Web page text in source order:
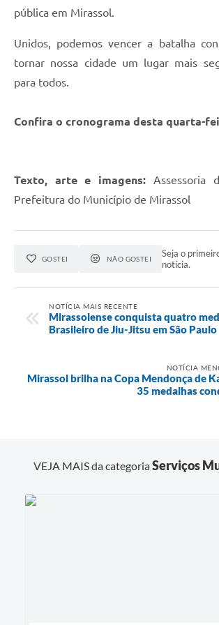
pública em Mirassol.
Unidos, podemos vencer a batalha
tornar nossa cidade um lugar mais
para todos.
Confira o cronograma desta quarta-
Texto, arte e imagens: Assessoria
Prefeitura do Município de Mirassol
GOSTEI NÃO GOSTEI
Seja o
notícia.
NOTÍCIA MAIS RECENTE
Mirassolense conquista quatro
Brasileiro de Jiu-Jitsu em São Paulo
NOTÍCIA
Mirassol brilha na Copa Mendonça de
35 medalhas
VEJA MAIS da categoriaServiços